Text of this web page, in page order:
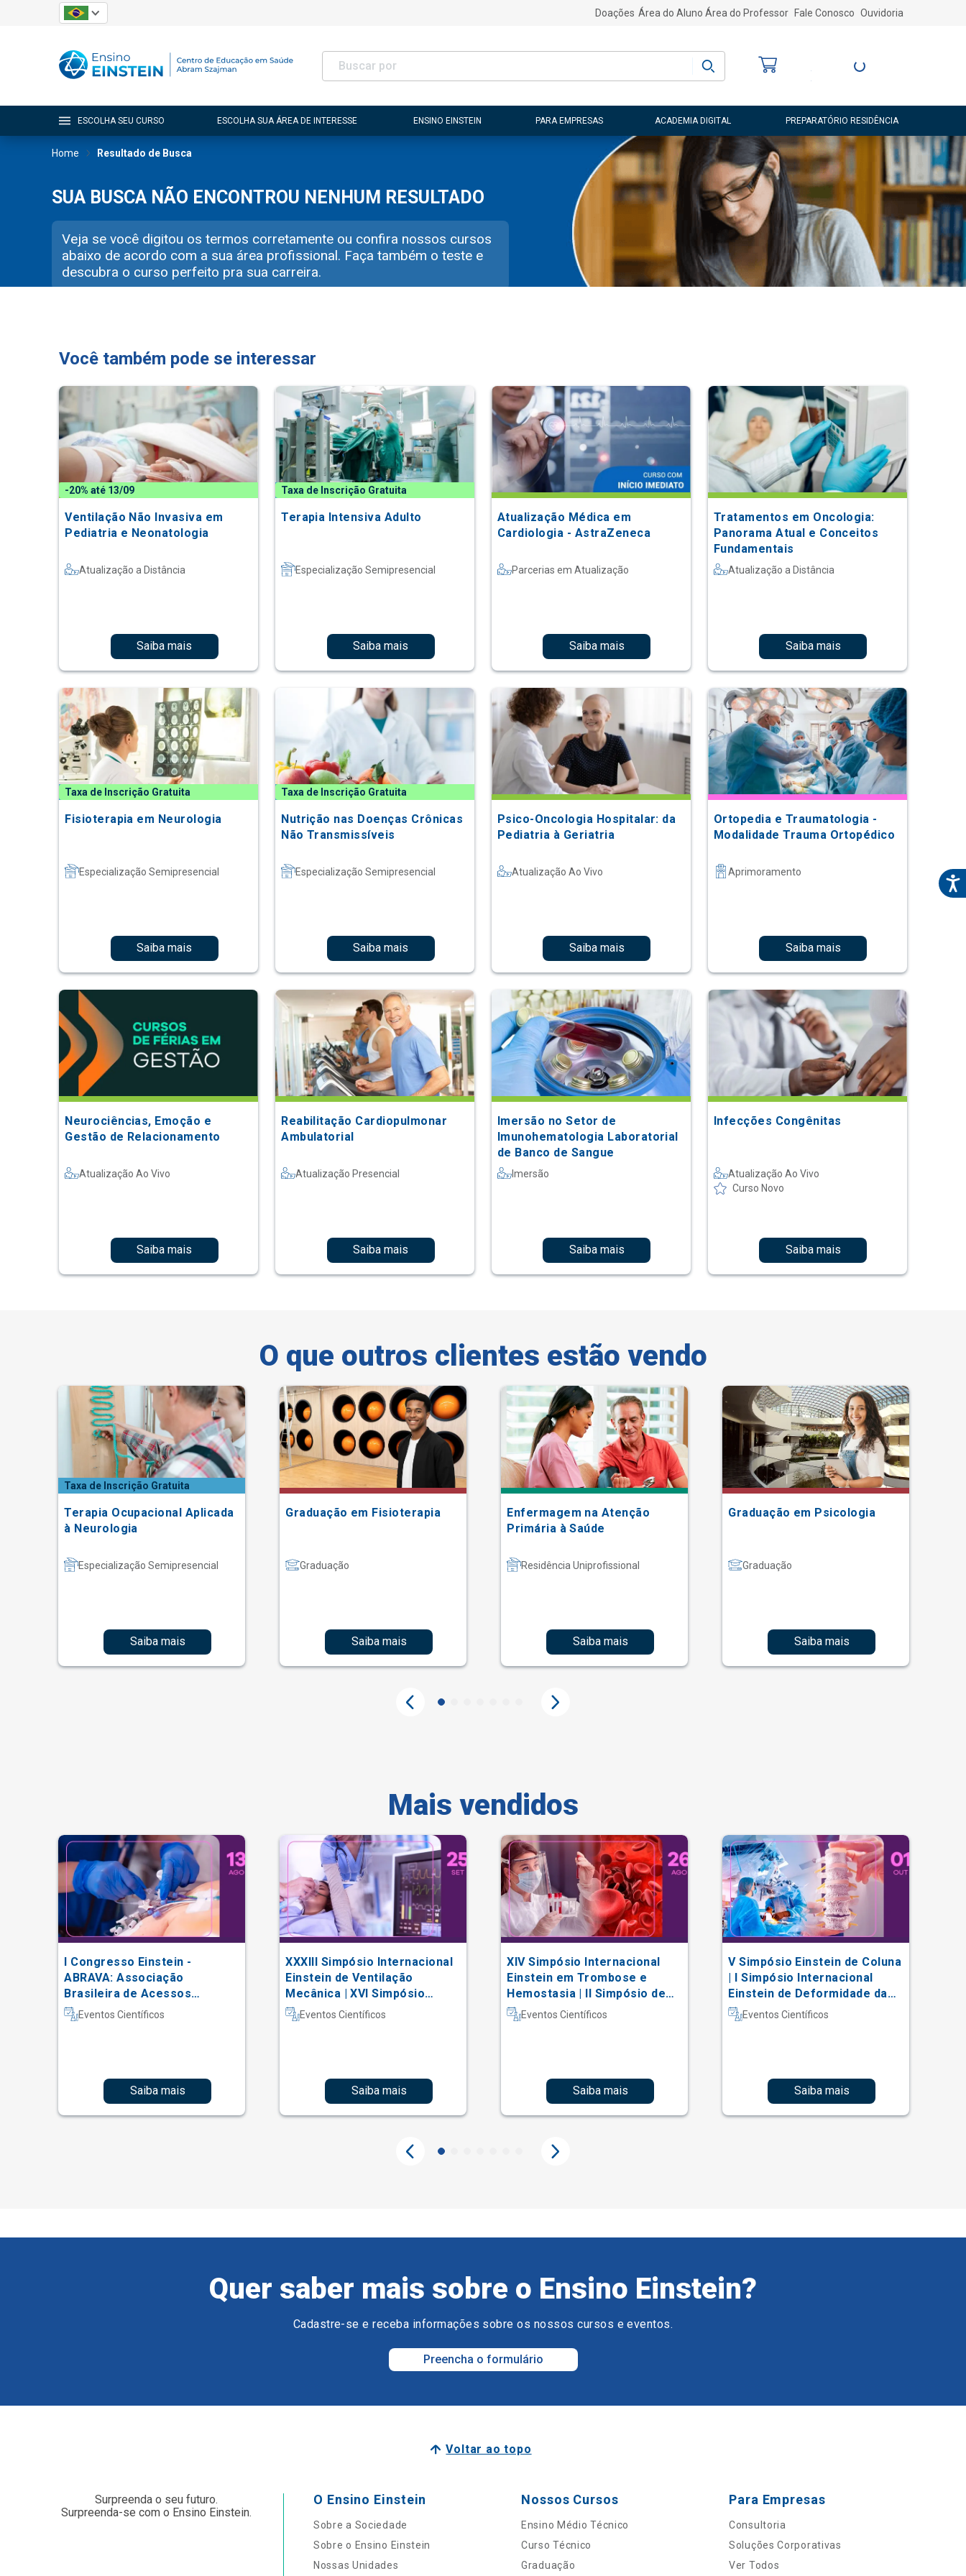
Doações Área do Aluno Área do Professor Fale Conosco Ouvidoria
Entre ou Cadastre-
ESCOLHA SEU CURSO ESCOLHA SUA ÁREA DE INTERESSE ENSINO EINSTEIN PARA EMPRESAS ACADEMIA DIGITAL PREPARATÓRIO RESIDÊNCIA
Home Resultado de Busca
SUA BUSCA NÃO ENCONTROU NENHUM RESULTADO
Veja se você digitou os termos corretamente ou confira nossos cursos
abaixo de acordo com a sua área profissional. Faça também o teste e
descubra o curso perfeito pra sua carreira.
Você também pode se interessar
-20% até 13/09
Ventilação Não Invasiva em
Pediatria e Neonatologia
Atualização a Distância
Saiba mais
Taxa de Inscrição Gratuita
Terapia Intensiva Adulto
Especialização Semipresencial
Saiba mais
Atualização Médica em
Cardiologia - AstraZeneca
Parcerias em Atualização
Saiba mais
Tratamentos em Oncologia:
Panorama Atual e Conceitos
Fundamentais
Atualização a Distância
Saiba mais
Taxa de Inscrição Gratuita
Fisioterapia em Neurologia
Especialização Semipresencial
Saiba mais
Taxa de Inscrição Gratuita
Nutrição nas Doenças Crônicas
Não Transmissíveis
Especialização Semipresencial
Saiba mais
Psico-Oncologia Hospitalar: da
Pediatria à Geriatria
Atualização Ao Vivo
Saiba mais
Ortopedia e Traumatologia -
Modalidade Trauma Ortopédico
Aprimoramento
Saiba mais
Neurociências, Emoção e
Gestão de Relacionamento
Atualização Ao Vivo
Saiba mais
Reabilitação Cardiopulmonar
Ambulatorial
Atualização Presencial
Saiba mais
Imersão no Setor de
Imunohematologia Laboratorial
de Banco de Sangue
Imersão
Saiba mais
Infecções Congênitas
Atualização Ao Vivo
Curso Novo
Saiba mais
O que outros clientes estão vendo
Taxa de Inscrição Gratuita
Terapia Ocupacional Aplicada
à Neurologia
Especialização Semipresencial
Saiba mais
Graduação em Fisioterapia
Graduação
Saiba mais
Enfermagem na Atenção
Primária à Saúde
Residência Uniprofissional
Saiba mais
Graduação em Psicologia
Graduação
Saiba mais
Mais vendidos
I Congresso Einstein -
ABRAVA: Associação
Brasileira de Acessos
Vasculares
Eventos Científicos
Saiba mais
XXXIII Simpósio Internacional
Einstein de Ventilação
Mecânica | XVI Simpósio
Internacional Einstein de
Fisioterapia em Terapia
Eventos Científicos
Saiba mais
XIV Simpósio Internacional
Einstein em Trombose e
Hemostasia | II Simpósio de
Hematologia Laboratorial
Eventos Científicos
Saiba mais
V Simpósio Einstein de Coluna
| I Simpósio Internacional
Einstein de Deformidade da
Coluna e Técnicas Complexas
Eventos Científicos
Saiba mais
Quer saber mais sobre o Ensino Einstein?
Cadastre-se e receba informações sobre os nossos cursos e eventos.
Preencha o formulário
Voltar ao topo
Surpreenda o seu futuro.
Surpreenda-se com o Ensino Einstein.
O Ensino Einstein
Sobre a Sociedade
Sobre o Ensino Einstein
Nossas Unidades
Nossos Cursos
Ensino Médio Técnico
Curso Técnico
Graduação
Para Empresas
Consultoria
Soluções Corporativas
Ver Todos